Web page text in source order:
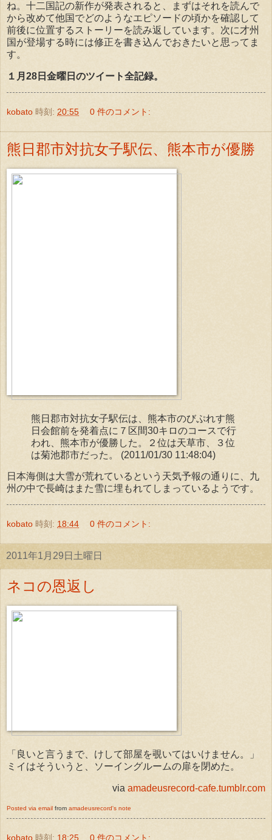
ね。十二国記の新作が発表されると、まずはそれを読んで
から改めて他国でどのようなエピソードの頃かを確認して
前後に位置するストーリーを読み返しています。次に才州
国が登場する時には修正を書き込んでおきたいと思ってま
す。
１月28日金曜日のツイート全記録。
kobato 時刻: 20:55 0 件のコメント:
熊日郡市対抗女子駅伝、熊本市が優勝
熊日郡市対抗女子駅伝は、熊本市のびぷれす熊
日会館前を発着点に７区間30キロのコースで行
われ、熊本市が優勝した。２位は天草市、３位
は菊池郡市だった。
(2011/01/30 11:48:04)
日本海側は大雪が荒れているという天気予報の通りに、九
州の中で長崎はまた雪に埋もれてしまっているようです。
kobato 時刻: 18:44 0 件のコメント:
2011年1月29日土曜日
ネコの恩返し
「良いと言うまで、けして部屋を覗いてはいけません。」
ミイはそういうと、ソーイングルームの扉を閉めた。
via amadeusrecord-cafe.tumblr.com
Posted via email from amadeusrecord's note
kobato 時刻: 18:25 0 件のコメント: